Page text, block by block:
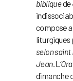
bibliquede
compose
liturgiques
selon
Jean . L’
dimanche